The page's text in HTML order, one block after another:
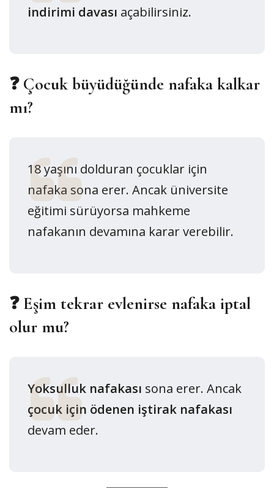
indirimi davası açabilirsiniz.
❓ Çocuk büyüdüğünde nafaka kalkar
mı?
18 yaşını dolduran çocuklar için
nafaka sona erer. Ancak üniversite
eğitimi sürüyorsa mahkeme
nafakanın devamına karar verebilir.
❓ Eşim tekrar evlenirse nafaka iptal
olur mu?
Yoksulluk nafakası sona erer. Ancak
çocuk için ödenen iştirak nafakası
devam eder.